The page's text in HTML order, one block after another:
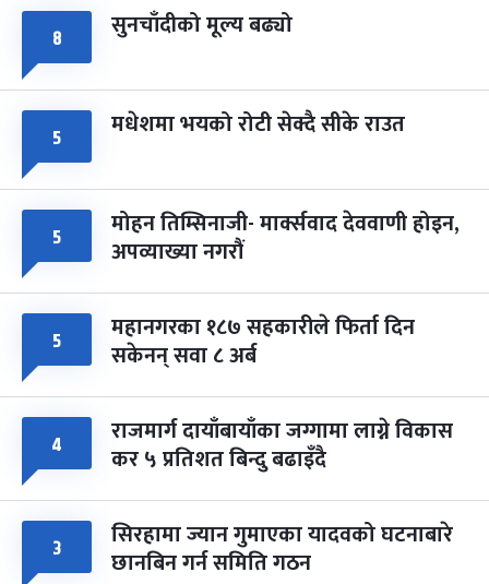
८ सुनचाँदीको मूल्य बढ्यो
५ मधेशमा भयको रोटी सेक्दै सीके राउत
५ मोहन तिम्सिनाजी- मार्क्सवाद देववाणी होइन,
अपव्याख्या नगरौं
५ महानगरका १८७ सहकारीले फिर्ता दिन
सकेनन् सवा ८ अर्ब
४ राजमार्ग दायाँबायाँका जग्गामा लाग्ने विकास
कर ५ प्रतिशत बिन्दु बढाइँदै
३ सिरहामा ज्यान गुमाएका यादवको घटनाबारे
छानबिन गर्न समिति गठन